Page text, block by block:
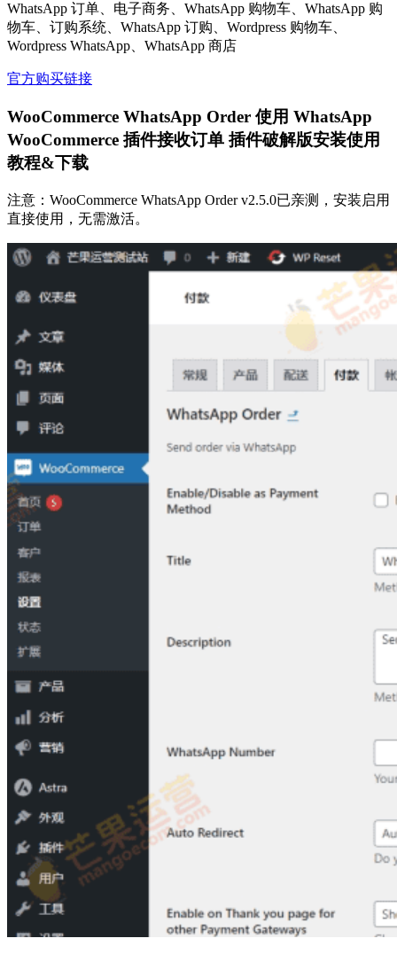
WhatsApp 订单、电子商务、WhatsApp 购物车、WhatsApp 购
物车、订购系统、WhatsApp 订购、Wordpress 购物车、
Wordpress WhatsApp、WhatsApp 商店
官方购买链接
WooCommerce WhatsApp Order 使用 WhatsApp
WooCommerce 插件接收订单 插件破解版安装使用
教程&下载
注意：WooCommerce WhatsApp Order v2.5.0已亲测，安装启用
直接使用，无需激活。